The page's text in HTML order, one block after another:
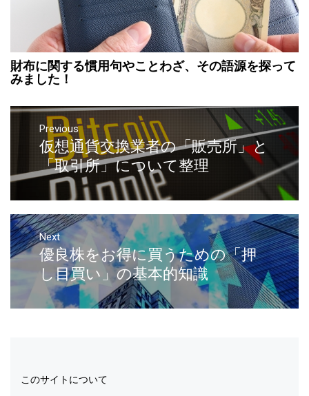
財布に関する慣用句やことわざ、その語源を探って
みました！
Previous
仮想通貨交換業者の「販売所」と
「取引所」について整理
Next
優良株をお得に買うための「押
し目買い」の基本的知識
このサイトについて